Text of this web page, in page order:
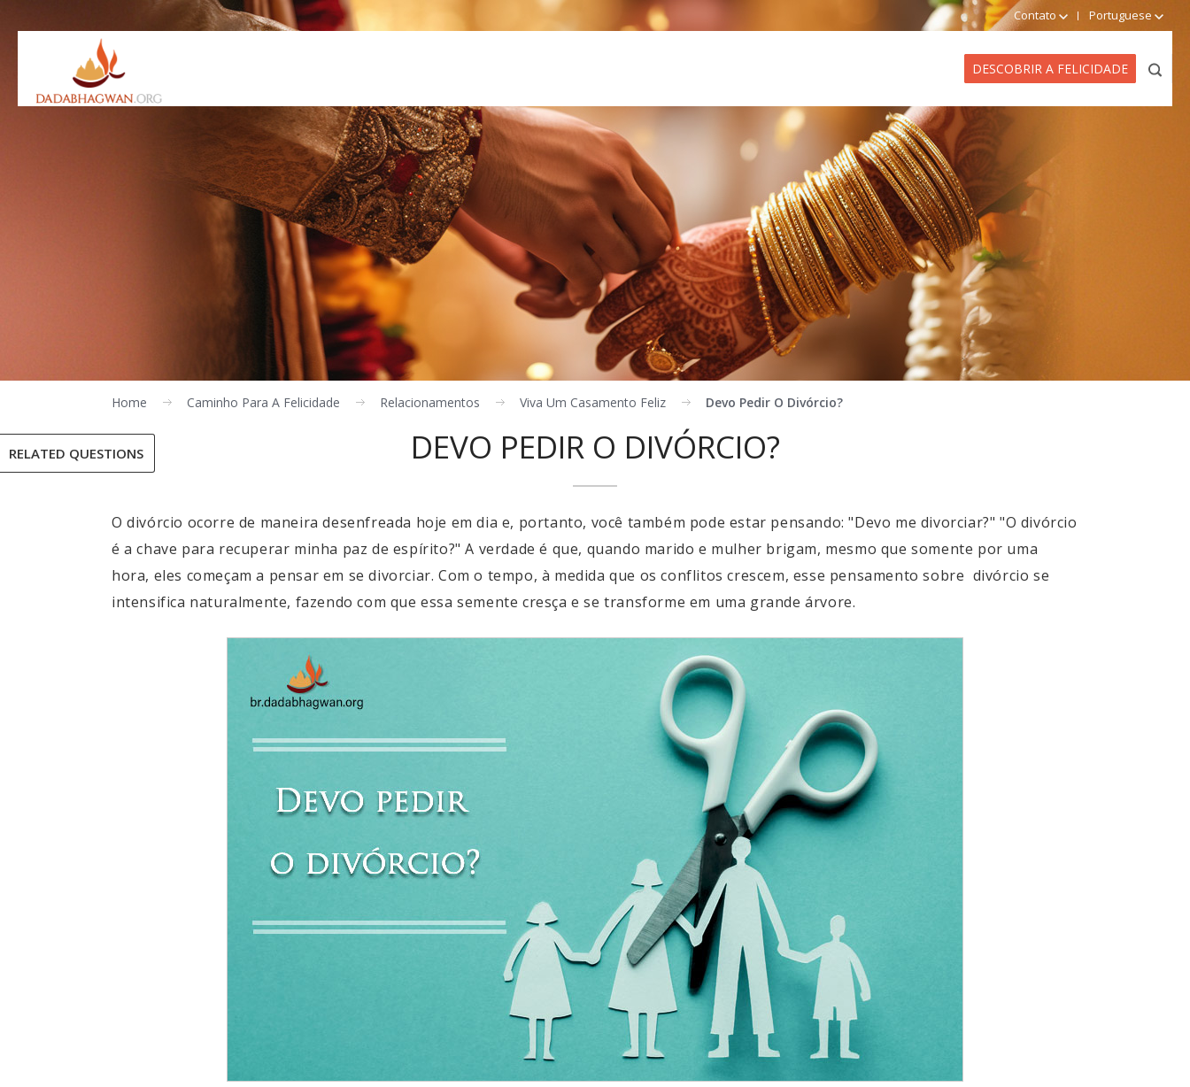
Contato Portuguese
DESCOBRIR A FELICIDADE
RELATED QUESTIONS
Home Caminho Para A Felicidade Relacionamentos Viva Um Casamento Feliz Devo Pedir O Divórcio?
DEVO PEDIR O DIVÓRCIO?
O divórcio ocorre de maneira desenfreada hoje em dia e, portanto, você também pode estar pensando: "Devo me divorciar?" "O divórcio
é a chave para recuperar minha paz de espírito?" A verdade é que, quando marido e mulher brigam, mesmo que somente por uma
hora, eles começam a pensar em se divorciar. Com o tempo, à medida que os conflitos crescem, esse pensamento sobre divórcio se
intensifica naturalmente, fazendo com que essa semente cresça e se transforme em uma grande árvore.